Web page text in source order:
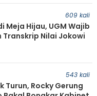
609 kali
Meja Hijau, UGM Wajib
Transkrip Nilai Jokowi
543 kali
Turun, Rocky Gerung